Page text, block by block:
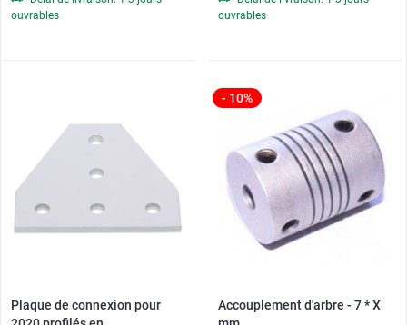
ouvrables
ouvrables
Plaque de connexion pour
- 10%
Accouplement d'arbre - 7 * X